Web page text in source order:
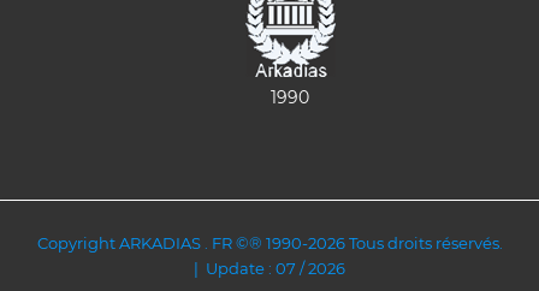
1990
Copyright ARKADIAS . FR ©® 1990-2026 Tous droits réservés.
| Update : 07 / 2026